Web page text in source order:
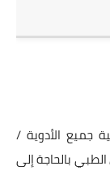
جميع الأدوية /
بالحاجة إلى